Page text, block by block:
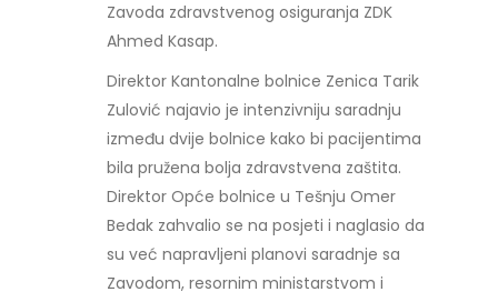
Zavoda zdravstvenog osiguranja ZDK
Ahmed Kasap.
Direktor Kantonalne bolnice Zenica Tarik
Zulović najavio je intenzivniju saradnju
između dvije bolnice kako bi pacijentima
bila pružena bolja zdravstvena zaštita.
Direktor Opće bolnice u Tešnju Omer
Bedak zahvalio se na posjeti i naglasio da
su već napravljeni planovi saradnje sa
Zavodom, resornim ministarstvom i